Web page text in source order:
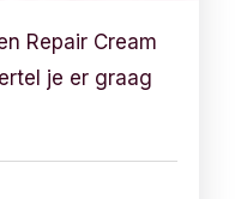
Repair Cream
je er graag